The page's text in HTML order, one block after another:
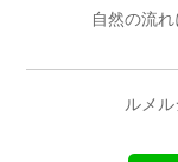
自然の流
ルメ